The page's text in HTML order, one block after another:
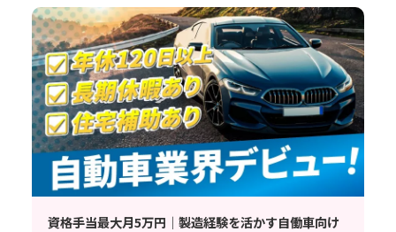
資格手当最大月5万円｜製造経験を活かす自働車向け